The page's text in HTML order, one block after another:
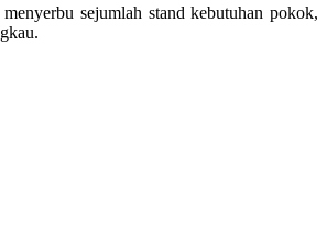
menyerbu sejumlah stand kebutuhan pokok,